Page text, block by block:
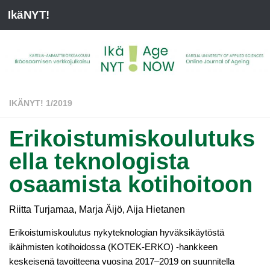
IkäNYT!
IKÄNYT! 1/2019
Erikoistumiskoulutuks
ella teknologista
osaamista kotihoitoon
Riitta Turjamaa, Marja Äijö, Aija Hietanen
Erikoistumiskoulutus nykyteknologian hyväksikäytöstä
ikäihmisten kotihoidossa (KOTEK-ERKO) -hankkeen
keskeisenä tavoitteena vuosina 2017–2019 on suunnitella